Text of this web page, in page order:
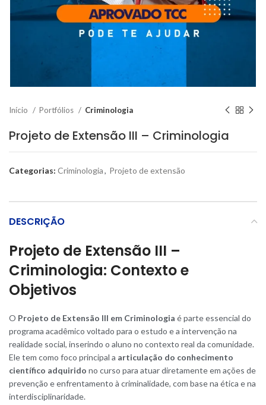
Início Portfólios Criminologia
Projeto de Extensão III – Criminologia
Categorias: Criminologia, Projeto de extensão
DESCRIÇÃO
Projeto de Extensão III –
Criminologia: Contexto e
Objetivos
O Projeto de Extensão III em Criminologia é parte essencial do
programa acadêmico voltado para o estudo e a intervenção na
realidade social, inserindo o aluno no contexto real da comunidade.
Ele tem como foco principal a articulação do conhecimento
científico adquirido no curso para atuar diretamente em ações de
prevenção e enfrentamento à criminalidade, com base na ética e na
interdisciplinaridade.